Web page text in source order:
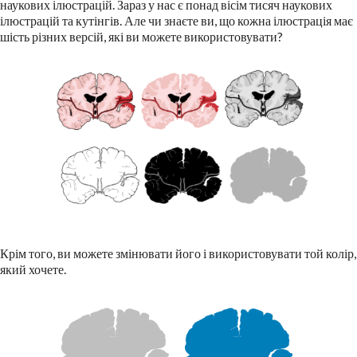
наукових ілюстрацій. Зараз у нас є понад вісім тисяч наукових
ілюстрацій та кутінгів. Але чи знаєте ви, що кожна ілюстрація має
шість різних версій, які ви можете використовувати?
Крім того, ви можете змінювати його і використовувати той колір,
який хочете.